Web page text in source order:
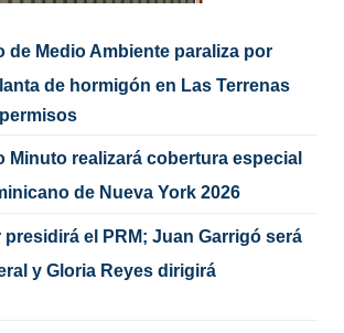
de Medio Ambiente paraliza por
de hormigón en Las Terrenas
Minuto realizará cobertura especial
de Nueva York 2026
el PRM; Juan Garrigó será
y Gloria Reyes dirigirá